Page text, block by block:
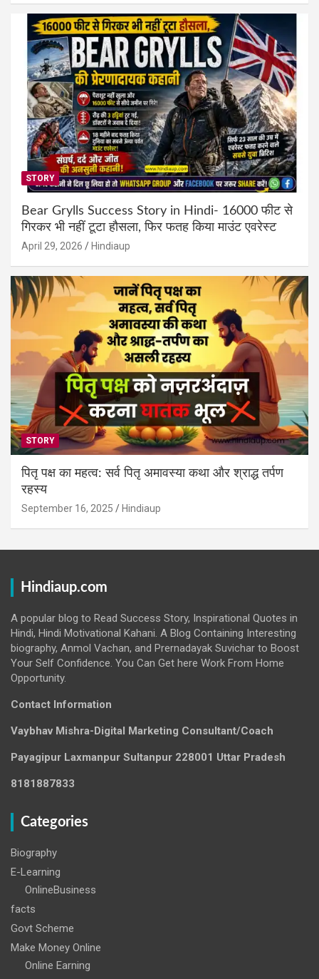
STORY
Bear Grylls Success Story in Hindi- 16000 फीट से
गिरकर भी नहीं टूटा हौसला, फिर फतह किया माउंट एवरेस्ट
April 29, 2026 Hindiaup
STORY
पितृ पक्ष का महत्व: सर्व पितृ अमावस्या कथा और श्राद्ध तर्पण
रहस्य
September 16, 2025 Hindiaup
Hindiaup.com
A popular blog to Read Success Story, Inspirational Quotes in
Hindi, Hindi Motivational Kahani. A Blog Containing Interesting
biography, Anmol Vachan, and Prernadayak Suvichar to Boost
Your Self Confidence. You Can Get here Work From Home
Opportunity.
Contact Information
Vaybhav Mishra-Digital Marketing Consultant/Coach
Payagipur Laxmanpur Sultanpur 228001 Uttar Pradesh
8181887833
Categories
Biography
E-Learning
OnlineBusiness
facts
Govt Scheme
Make Money Online
Online Earning